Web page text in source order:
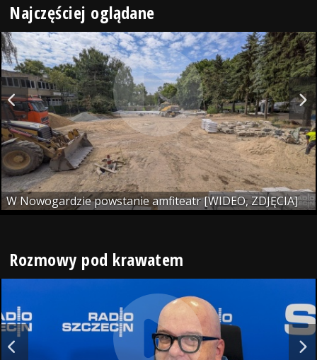
Najczęściej oglądane
W Nowogardzie powstanie amfiteatr [WIDEO, ZDJĘCIA]
Rozmowy pod krawatem